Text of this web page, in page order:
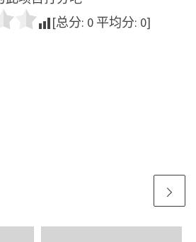
[总分: 0 平均分: 0]